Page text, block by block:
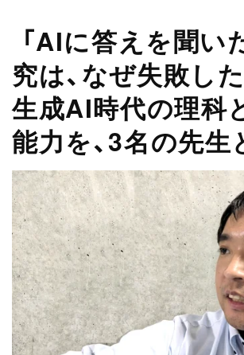
「AIに答えを聞い
究は、なぜ失敗し
生成AI時代の理科
能力を、3名の先生